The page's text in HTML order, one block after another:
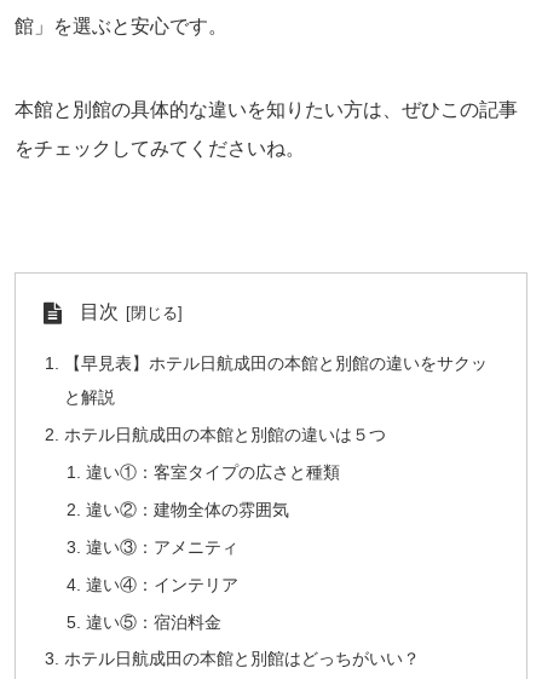
館」を選ぶと安心です。
本館と別館の具体的な違いを知りたい方は、ぜひこの記事
をチェックしてみてくださいね。
目次
【早見表】ホテル日航成田の本館と別館の違いをサクッ
と解説
ホテル日航成田の本館と別館の違いは５つ
違い①：客室タイプの広さと種類
違い②：建物全体の雰囲気
違い③：アメニティ
違い④：インテリア
違い⑤：宿泊料金
ホテル日航成田の本館と別館はどっちがいい？